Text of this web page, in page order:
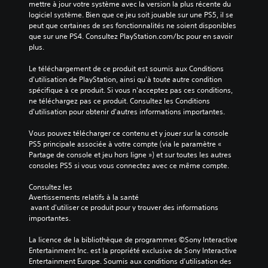
mettre à jour votre système avec la version la plus récente du
logiciel système. Bien que ce jeu soit jouable sur une PS5, il se
peut que certaines de ses fonctionnalités ne soient disponibles
que sur une PS4. Consultez PlayStation.com/bc pour en savoir
plus.
Le téléchargement de ce produit est soumis aux Conditions
d'utilisation de PlayStation, ainsi qu'à toute autre condition
spécifique à ce produit. Si vous n'acceptez pas ces conditions,
ne téléchargez pas ce produit. Consultez les Conditions
d'utilisation pour obtenir d'autres informations importantes.
Vous pouvez télécharger ce contenu et y jouer sur la console
PS5 principale associée à votre compte (via le paramètre «
Partage de console et jeu hors ligne ») et sur toutes les autres
consoles PS5 si vous vous connectez avec ce même compte.
Consultez les
Avertissements relatifs à la santé
importantes.
La licence de la bibliothèque de programmes ©Sony Interactive
Entertainment Inc. est la propriété exclusive de Sony Interactive
Entertainment Europe. Soumis aux conditions d’utilisation des